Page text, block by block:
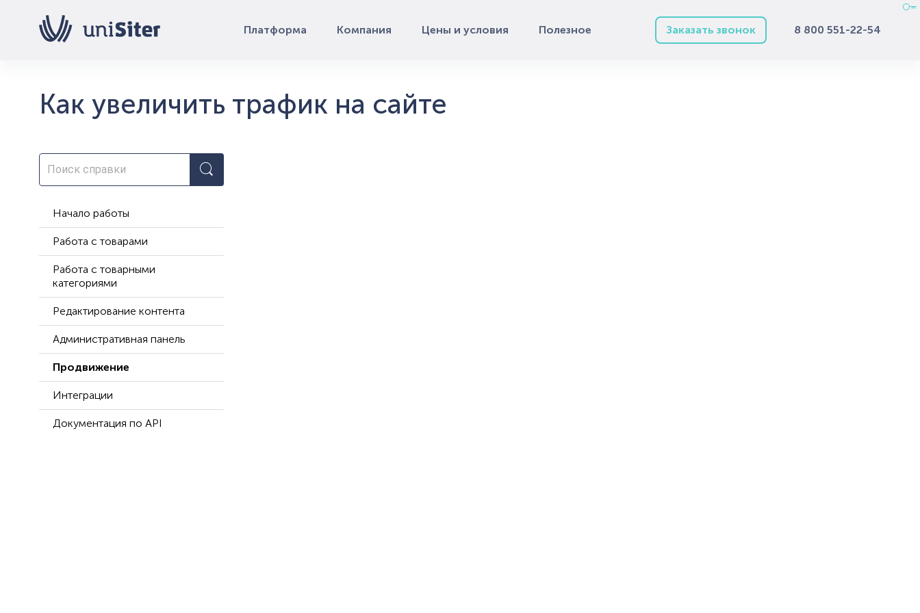
Платформа Компания Цены и условия Полезное 8 800 551-22-54
Заказать звонок
Как увеличить трафик на сайте
Начало работы
Работа с товарами
Работа с товарными
категориями
Редактирование контента
Административная панель
Продвижение
Интеграции
Документация по API